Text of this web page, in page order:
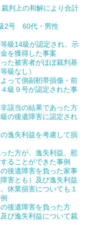
判上の和解により合計
級2号 60代・男性
級14級が認定され、示
を獲得した事案
た被害者がほぼ裁判基
級なし）
って側副靭帯損傷・前
級９号が認定された事
該当の結果であった方
の後遺障害に認定され
逸失利益を考慮して損
た方が、逸失利益、慰
ることができた事例
後遺障害を負った家事
害とも）及び逸失利益
休業損害についても１
後遺障害を負った方
び逸失利益について裁